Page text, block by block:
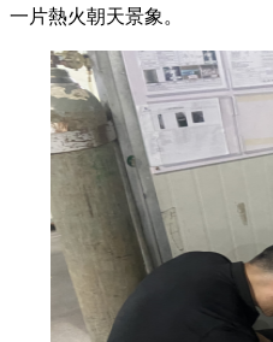
一片熱火朝天景象。